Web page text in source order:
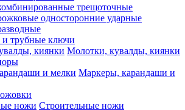
трещоточные
односторонние ударные
и трубные ключи
Молотки, кувалды, киянки
Маркеры, карандаши и
Строительные ножи